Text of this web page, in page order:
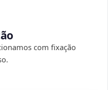
com fixação